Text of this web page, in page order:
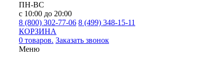
ПН-ВС
с 10:00 до 20:00
8 (800) 302-77-06 8 (499) 348-15-11
КОРЗИНА
0 товаров. Заказать звонок
Меню